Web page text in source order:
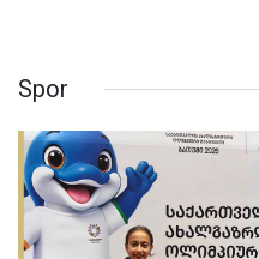
Spor